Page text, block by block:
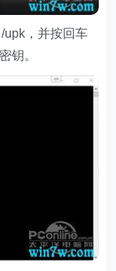
upk，并按回车
钥。